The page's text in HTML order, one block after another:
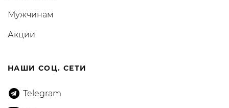
Мужчинам
Акции
НАШИ СОЦ. СЕТИ
Telegram